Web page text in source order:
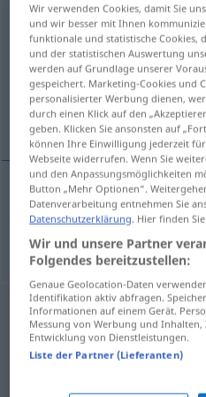
obavijestiti <-aviješten>(-
Übersicht aller
(Für mehr Details die
benachrichtigen,
benachrichtigen,
LOK/über AKK) obavijestiti
Wir verwenden Cookies, damit Sie
und wir besser mit Ihnen
funktionale und statistische Cookies,
und der statistischen Auswertung
werden auf Grundlage unserer
gespeichert. Marketing-Cookies und
personalisierter Werbung dienen,
durch einen Klick auf den
geben. Klicken Sie ansonsten auf
können Ihre Einwilligung jederzeit
Webseite widerrufen. Wenn Sie
und den Anpassungsmöglichkeiten
Button „Mehr Optionen“.
Datenverarbeitung entnehmen Sie
Datenschutzerklärung. Hier finden
Wir und unsere Partner
Folgendes bereitzustellen:
Genaue Geolocation-Daten
Identifikation aktiv abfragen.
Informationen auf einem Gerät.
Messung von Werbung und
Entwicklung von Dienstleistungen.
Liste der Partner (Lieferanten)